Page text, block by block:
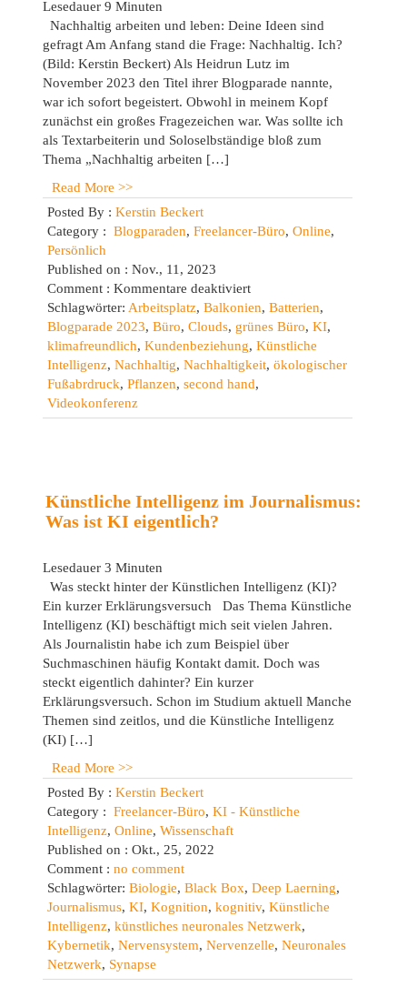
Lesedauer 9 Minuten
Nachhaltig arbeiten und leben: Deine Ideen sind
gefragt Am Anfang stand die Frage: Nachhaltig. Ich?
(Bild: Kerstin Beckert) Als Heidrun Lutz im
November 2023 den Titel ihrer Blogparade nannte,
war ich sofort begeistert. Obwohl in meinem Kopf
zunächst ein großes Fragezeichen war. Was sollte ich
als Textarbeiterin und Soloselbständige bloß zum
Thema „Nachhaltig arbeiten […]
Read More >>
Posted By : Kerstin Beckert
Category : Blogparaden, Freelancer-Büro, Online,
Persönlich
Published on : Nov., 11, 2023
Comment : Kommentare deaktiviertfür
Nachhaltigkeit
im
Büro:
mein
Beitrag
Blogparade
Schlagwörter: Arbeitsplatz, Balkonien, Batterien,
Blogparade 2023, Büro, Clouds, grünes Büro, KI,
klimafreundlich, Kundenbeziehung, Künstliche
Intelligenz, Nachhaltig, Nachhaltigkeit, ökologischer
Fußabrdruck, Pflanzen, second hand,
Videokonferenz
Künstliche Intelligenz im Journalismus:
Was ist KI eigentlich?
Lesedauer 3 Minuten
Was steckt hinter der Künstlichen Intelligenz (KI)?
Ein kurzer Erklärungsversuch Das Thema Künstliche
Intelligenz (KI) beschäftigt mich seit vielen Jahren.
Als Journalistin habe ich zum Beispiel über
Suchmaschinen häufig Kontakt damit. Doch was
steckt eigentlich dahinter? Ein kurzer
Erklärungsversuch. Schon im Studium aktuell Manche
Themen sind zeitlos, und die Künstliche Intelligenz
(KI) […]
Read More >>
Posted By : Kerstin Beckert
Category : Freelancer-Büro, KI - Künstliche
Intelligenz, Online, Wissenschaft
Published on : Okt., 25, 2022
Comment : no comment
Schlagwörter: Biologie, Black Box, Deep Laerning,
Journalismus, KI, Kognition, kognitiv, Künstliche
Intelligenz, künstliches neuronales Netzwerk,
Kybernetik, Nervensystem, Nervenzelle, Neuronales
Netzwerk, Synapse